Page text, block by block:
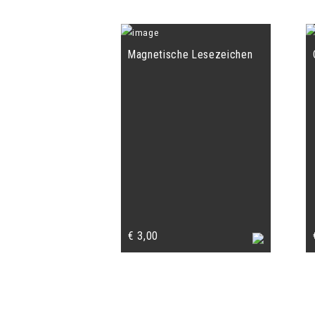
Magnetische Lesezeichen
€ 3,00